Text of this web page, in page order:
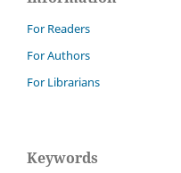
For Readers
For Authors
For Librarians
Keywords